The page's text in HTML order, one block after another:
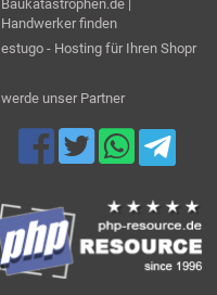
Baukatastrophen.de |
Handwerker finden
estugo - Hosting für Ihren Shopr
werde unser Partner